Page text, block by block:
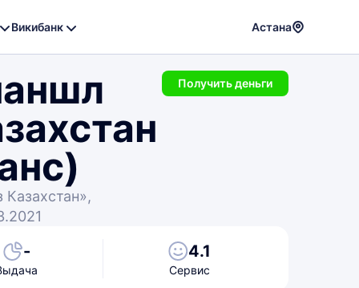
Викибанк Астана
Получить деньги
- 4.1
Сервис